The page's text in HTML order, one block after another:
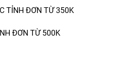
TỈNH ĐƠN TỪ 350K
ĐƠN TỪ 500K